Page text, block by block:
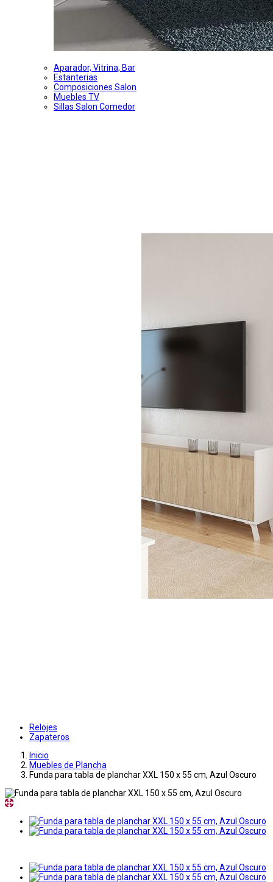
Aparador, Vitrina, Bar
Estanterias
Composiciones Salon
Muebles TV
Sillas Salon Comedor
Relojes
Zapateros
Inicio
Muebles de Plancha
Funda para tabla de planchar XXL 150 x 55 cm, Azul Oscuro